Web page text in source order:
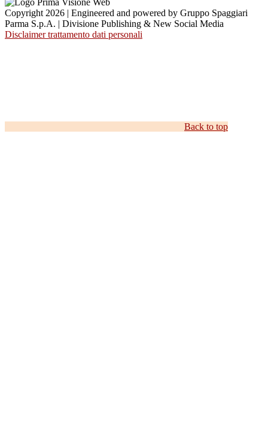
Copyright 2026 | Engineered and powered by Gruppo Spaggiari
Parma S.p.A. | Divisione Publishing & New Social Media
Disclaimer trattamento dati personali
Back to top